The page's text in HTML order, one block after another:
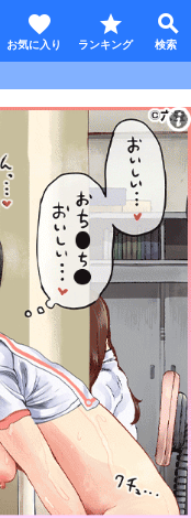
search
star
favorite